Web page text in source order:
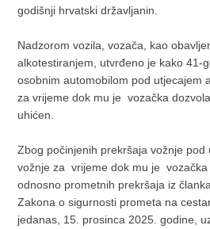
godišnji hrvatski državljanin.
Nadzorom vozila, vozača, kao
alkotestiranjem, utvrđeno je kako 41-
osobnim automobilom pod utjecajem
za vrijeme dok mu je vozačka
uhićen.
Zbog počinjenih prekršaja vožnje pod
vožnje za vrijeme dok mu je vozačka
odnosno prometnih prekršaja iz
Zakona o sigurnosti prometa na
jedanas, 15. prosinca 2025. godine,